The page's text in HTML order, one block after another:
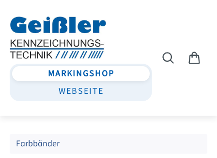
MARKINGSHOP
WEBSEITE
Farbbänder